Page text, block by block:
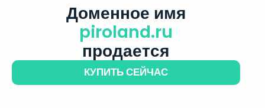
Доменное имя
piroland.ru
продается
КУПИТЬ СЕЙЧАС